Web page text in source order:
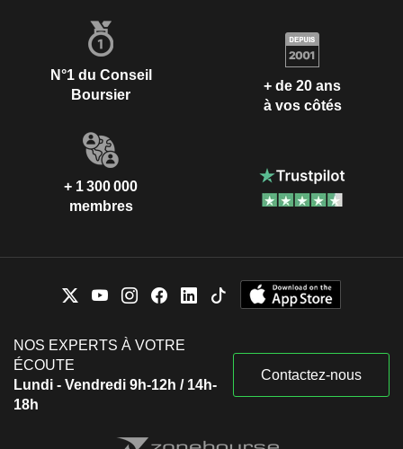
N°1 du Conseil
Boursier
+ de 20 ans
à vos côtés
+ 1 300 000
membres
NOS EXPERTS À VOTRE
ÉCOUTE
Lundi - Vendredi 9h-12h / 14h-
18h
Contactez-nous